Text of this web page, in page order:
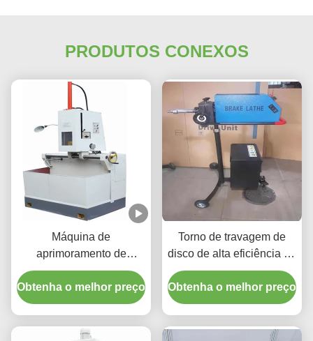
PRODUTOS CONEXOS
Máquina de
aprimoramento de
cilindros de alta precisão
1.1/1.5kw Para veículos
cilindro
Obtenha o melhor preço
Torno de travagem de
disco de alta eficiência de
120 rpm para
manutenção de veículos
T2009
Obtenha o melhor preço